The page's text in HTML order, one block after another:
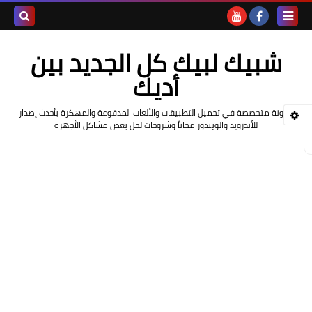
المدونةشبيك لبيك كل الجديد بين
أديك
مدونة متخصصة في تحميل التطبيقات والألعاب المدفوعة والمهكرة بأحدث إصدار
للأندرويد والويندوز مجاناً وشروحات لحل بعض مشاكل الأجهزة